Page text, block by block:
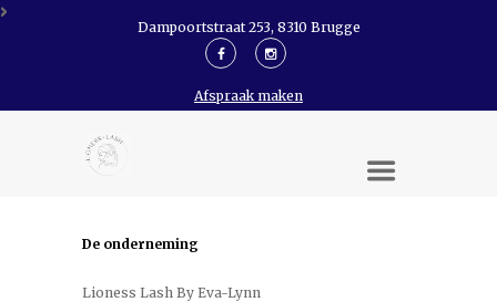
Dampoortstraat 253, 8310 Brugge
Afspraak maken
De onderneming
Lioness Lash By Eva-Lynn